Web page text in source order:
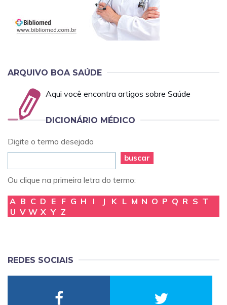
ARQUIVO BOA SAÚDE
Aqui você encontra artigos sobre Saúde
DICIONÁRIO MÉDICO
Digite o termo desejado
buscar
Ou clique na primeira letra do termo:
A B C D E F G H I J K L M N O P Q R S T
U V W X Y Z
REDES SOCIAIS